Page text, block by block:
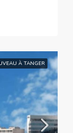
À TANGER